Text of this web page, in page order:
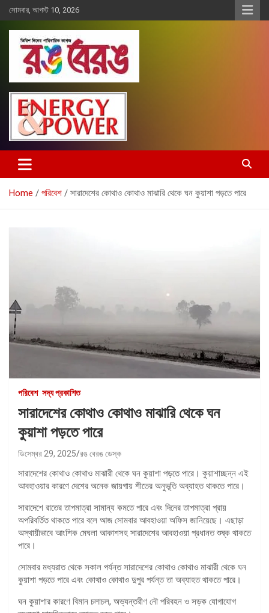
Skip
to
content
সোমবার, আগস্ট 10, 2026
রঙ বেরঙ
Home পরিবেশ সারাদেশের কোথাও কোথাও মাঝারি থেকে ঘন কুয়াশা পড়তে পারে
পরিবেশ সদ্য প্রকাশিত
সারাদেশের কোথাও কোথাও মাঝারি থেকে ঘন
কুয়াশা পড়তে পারে
ডিসেম্বর 29, 2025 রঙ বেরঙ ডেস্ক
সারাদেশের কোথাও কোথাও মাঝারী থেকে ঘন কুয়াশা পড়তে পারে। কুয়াশাচ্ছন্ন এই
আবহাওয়ার কারণে দেশের অনেক জায়গায় শীতের অনুভূতি অব্যাহত থাকতে পারে।
সারাদেশে রাতের তাপমাত্রা সামান্য কমতে পারে এবং দিনের তাপমাত্রা প্রায়
অপরিবর্তিত থাকতে পারে বলে আজ সোমবার আবহাওয়া অফিস জানিয়েছে। এছাড়া
অস্থায়ীভাবে আংশিক মেঘলা আকাশসহ সারাদেশের আবহাওয়া প্রধানত শুষ্ক থাকতে
পারে।
সোমবার মধ্যরাত থেকে সকাল পর্যন্ত সারাদেশের কোথাও কোথাও মাঝারী থেকে ঘন
কুয়াশা পড়তে পারে এবং কোথাও কোথাও দুপুর পর্যন্ত তা অব্যাহত থাকতে পারে।
ঘন কুয়াশার কারণে বিমান চলাচল, অভ্যন্তরীণ নৌ পরিবহন ও সড়ক যোগাযোগ